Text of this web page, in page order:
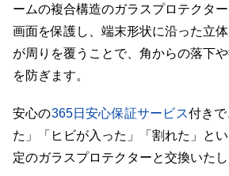
ームの複合構造のガラスプロテクタ
画面を保護し、端末形状に沿った立
が周りを覆うことで、角からの落下
を防ぎます。
安心の365日安心保証サービス付き
た」「ヒビが入った」「割れた」と
定のガラスプロテクターと交換いたし